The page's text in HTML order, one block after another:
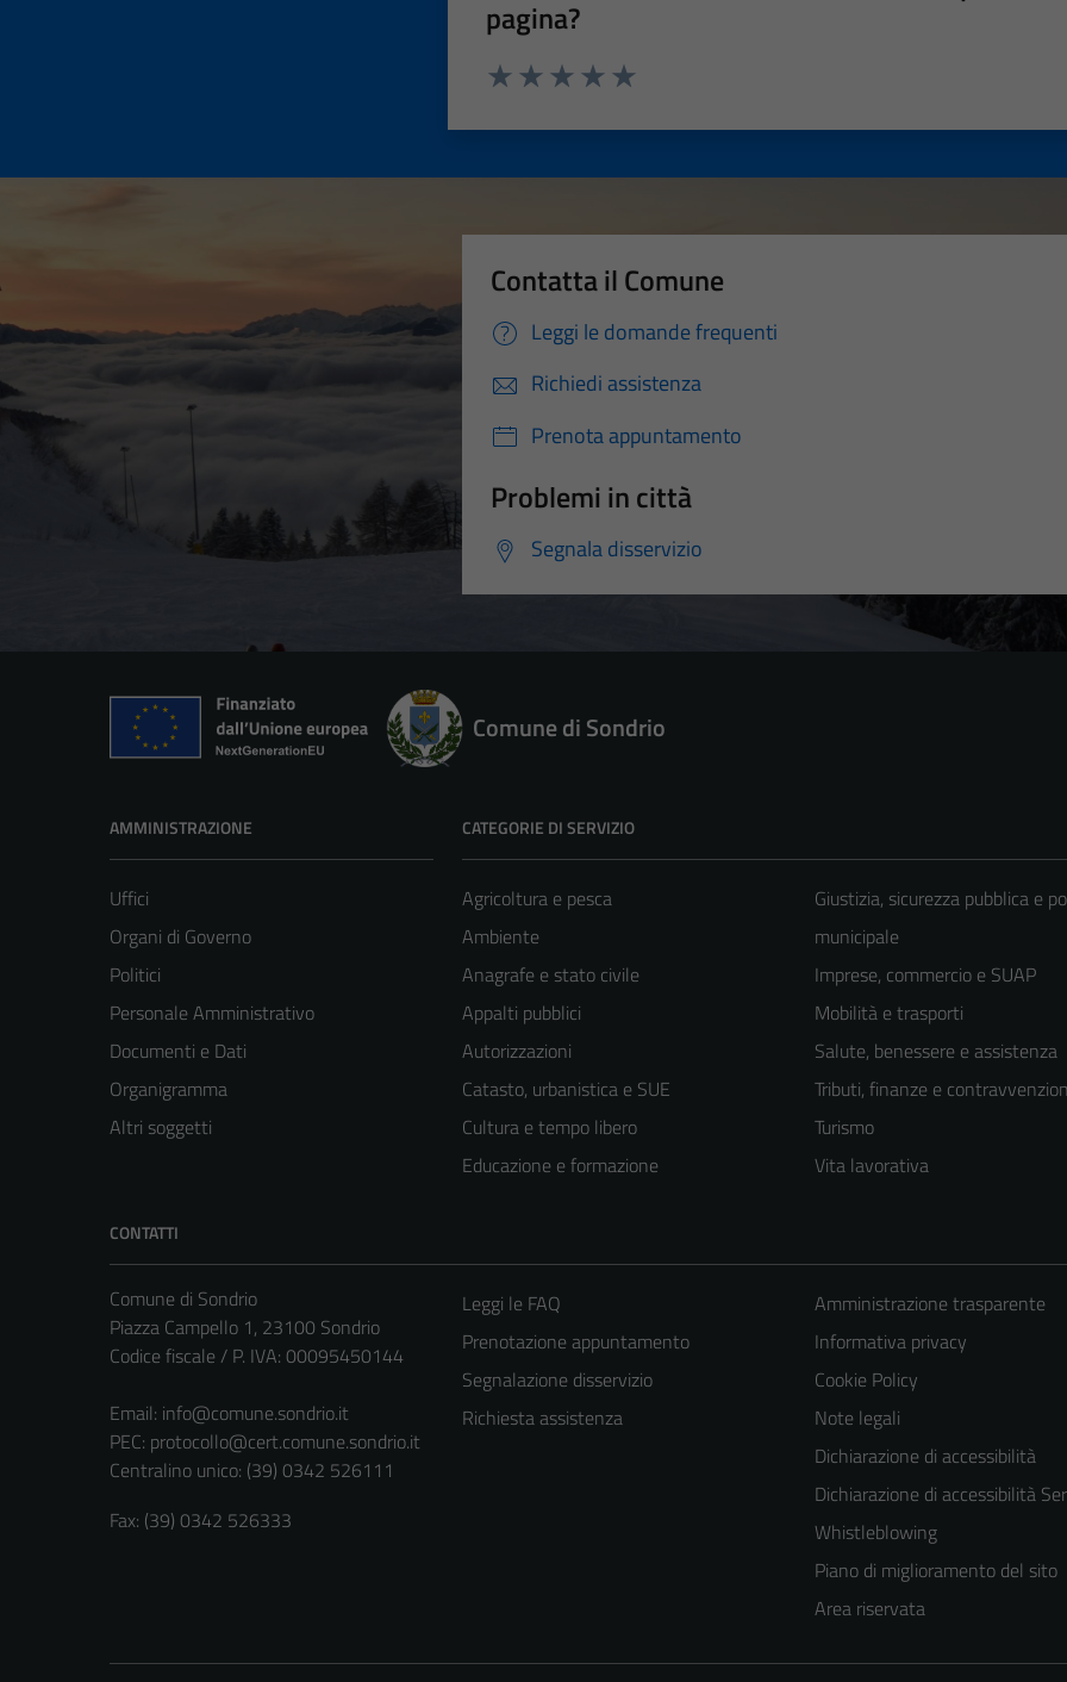
pagina?
Contatta il Comune
Leggi le domande frequenti
Richiedi assistenza
Prenota appuntamento
Problemi in città
Segnala disservizio
Comune di Sondrio
AMMINISTRAZIONE
Uffici
Organi di Governo
Politici
Personale Amministrativo
Documenti e Dati
Organigramma
Altri soggetti
CATEGORIE DI SERVIZIO
Agricoltura e pesca
Ambiente
Anagrafe e stato civile
Appalti pubblici
Autorizzazioni
Catasto, urbanistica e SUE
Cultura e tempo libero
Educazione e formazione
Giustizia, sicurezza pubblica e
municipale
Imprese, commercio e SUAP
Mobilità e trasporti
Salute, benessere e assistenza
Tributi, finanze e
Turismo
Vita lavorativa
CONTATTI
Comune di Sondrio
Piazza Campello 1, 23100 Sondrio
Codice fiscale / P. IVA: 00095450144
Email: info@comune.sondrio.it
PEC: protocollo@cert.comune.sondrio.it
Centralino unico: (39) 0342 526111
Fax: (39) 0342 526333
Leggi le FAQ
Prenotazione appuntamento
Segnalazione disservizio
Richiesta assistenza
Amministrazione trasparente
Informativa privacy
Cookie Policy
Note legali
Dichiarazione di accessibilità
Dichiarazione di accessibilità
Whistleblowing
Piano di miglioramento del sito
Area riservata
Tecnici
Questi cookie
sono necessari
per il
funzionamento
possono